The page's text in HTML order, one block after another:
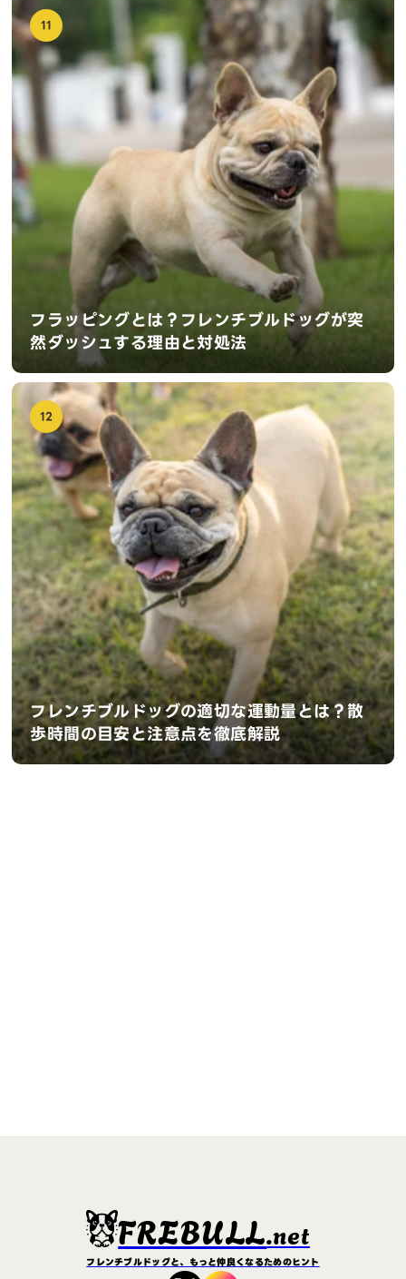
11
フラッピングとは？フレンチブルドッグが突
然ダッシュする理由と対処法
12
フレンチブルドッグの適切な運動量とは？散
歩時間の目安と注意点を徹底解説
FREBULL.net
フレンチブルドッグと、もっと仲良くなるためのヒント